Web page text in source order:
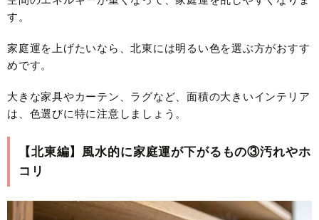
す。
家庭運を上げたいなら、北東には明るい色を選ぶ方がおすす
めです。
大きな家具やカーテン、ラグなど、面積の大きいインテリア
は、色選びに特に注意しましょう。
【北東編】風水的に家庭運が下がるもの③汚れやホ
コリ